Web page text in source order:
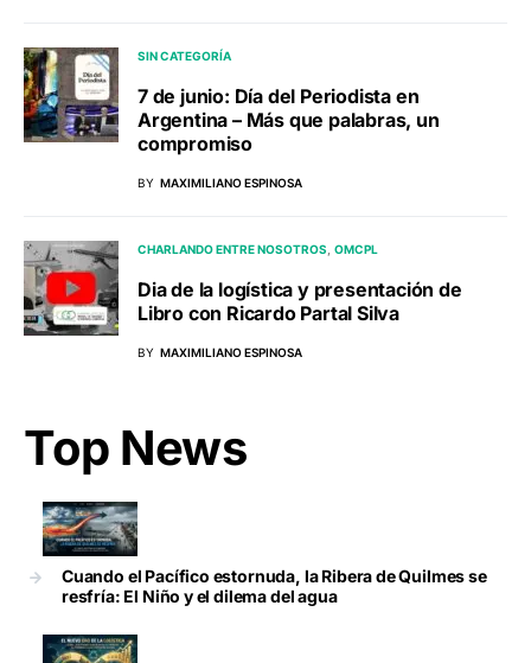
SIN CATEGORÍA
7 de junio: Día del Periodista en
Argentina – Más que palabras, un
compromiso
BY MAXIMILIANO ESPINOSA
CHARLANDO ENTRE NOSOTROS OMCPL
Dia de la logística y presentación de
Libro con Ricardo Partal Silva
BY MAXIMILIANO ESPINOSA
Top News
Cuando el Pacífico estornuda, la Ribera de Quilmes se
resfría: El Niño y el dilema del agua